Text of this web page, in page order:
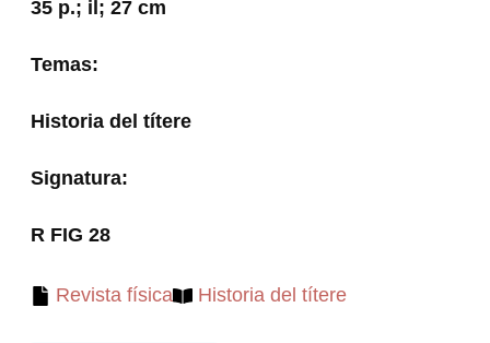
35 p.; il; 27 cm
Temas:
Historia del títere
Signatura:
R FIG 28
Revista física Historia del títere